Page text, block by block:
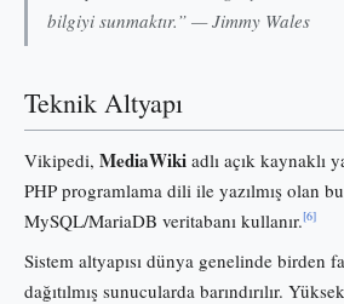
bilgiyi sunmaktır.” — Jimmy Wales
Teknik Altyapı
Vikipedi, MediaWiki adlı açık kaynaklı
PHP programlama dili ile yazılmış olan
MySQL/MariaDB veritabanı kullanır.[6]
Sistem altyapısı dünya genelinde birden
dağıtılmış sunucularda barındırılır.